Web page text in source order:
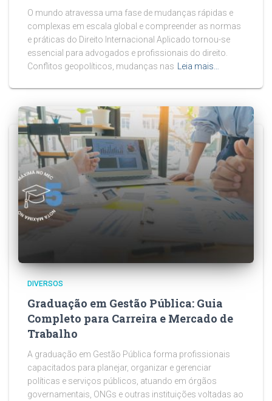
O mundo atravessa uma fase de mudanças rápidas e
complexas em escala global e compreender as normas
e práticas do Direito Internacional Aplicado tornou-se
essencial para advogados e profissionais do direito.
Conflitos geopolíticos, mudanças nas
Leia mais…
DIVERSOS
Graduação em Gestão Pública: Guia
Completo para Carreira e Mercado de
Trabalho
A graduação em Gestão Pública forma profissionais
capacitados para planejar, organizar e gerenciar
políticas e serviços públicos, atuando em órgãos
governamentais, ONGs e outras instituições voltadas ao